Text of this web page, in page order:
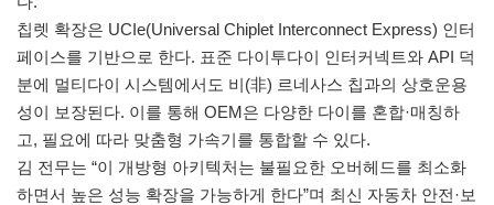
칩렛 확장은 UCIe(Universal Chiplet Interconnect Express) 인터
페이스를 기반으로 한다. 표준 다이투다이 인터커넥트와 API 덕
분에 멀티다이 시스템에서도 비(非) 르네사스 칩과의 상호운용
성이 보장된다. 이를 통해 OEM은 다양한 다이를 혼합·매칭하
고, 필요에 따라 맞춤형 가속기를 통합할 수 있다.
김 전무는 “이 개방형 아키텍처는 불필요한 오버헤드를 최소화
하면서 높은 성능 확장을 가능하게 한다”며 최신 자동차 안전·보